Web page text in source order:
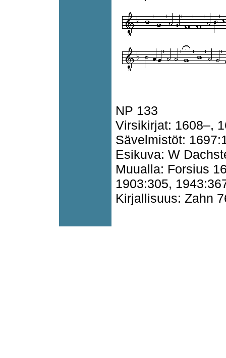
NP 133
Virsikirjat: 1608–,
Sävelmistöt:
Esikuva: W
Muualla: Forsius
1903:305,
Kirjallisuus: Zahn